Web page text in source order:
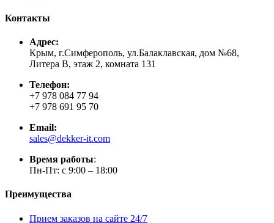
Контакты
Адрес:
Крым, г.Симферополь, ул.Балаклавская, дом №68,
Литера В, этаж 2, комната 131
Телефон:
+7 978 084 77 94
+7 978 691 95 70
Email:
sales@dekker-it.com
Время работы:
Пн-Пт: с 9:00 – 18:00
Преимущества
Прием заказов на сайте 24/7